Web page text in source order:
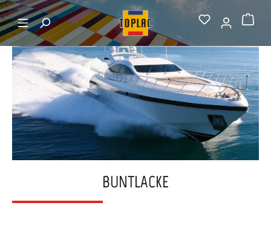
springenStartseite Buntlacke
BUNTLACKE